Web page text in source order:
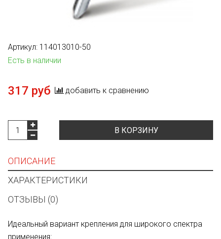
Артикул: 114013010-50
Есть в наличии
317 руб добавить к сравнению
В КОРЗИНУ
ОПИСАНИЕ
ХАРАКТЕРИСТИКИ
ОТЗЫВЫ (0)
Идеальный вариант крепления для широкого спектра
применения: